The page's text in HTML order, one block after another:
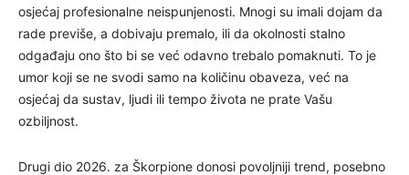
osjećaj profesionalne neispunjenosti. Mnogi su imali dojam da
rade previše, a dobivaju premalo, ili da okolnosti stalno
odgađaju ono što bi se već odavno trebalo pomaknuti. To je
umor koji se ne svodi samo na količinu obaveza, već na
osjećaj da sustav, ljudi ili tempo života ne prate Vašu
ozbiljnost.
Drugi dio 2026. za Škorpione donosi povoljniji trend, posebno